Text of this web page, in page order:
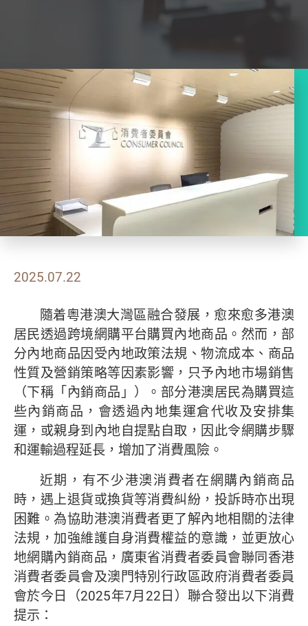
2025.07.22
隨着粵港澳大灣區融合發展，愈來愈多港澳
居民透過跨境網購平台購買內地商品。然而，部
分內地商品因受內地政策法規、物流成本、商品
性質及營銷策略等因素影響，只予內地市場銷售
（下稱「內銷商品」）。部分港澳居民為購買這
些內銷商品，會透過內地集運倉代收及安排集
運，或親身到內地自提點自取，因此令網購步驟
和運輸過程延長，增加了消費風險。
近期，有不少港澳消費者在網購內銷商品
時，遇上退貨或換貨等消費糾紛，投訴時亦出現
困難。為協助港澳消費者更了解內地相關的法律
法規，加強維護自身消費權益的意識，並更放心
地網購內銷商品，廣東省消費者委員會聯同香港
消費者委員會及澳門特別行政區政府消費者委員
會於今日（2025年7月22日）聯合發出以下消費
提示：